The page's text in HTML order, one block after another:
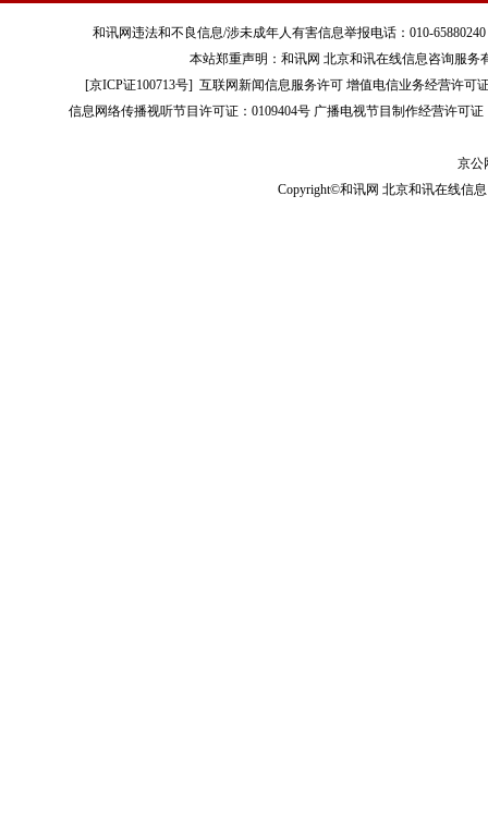
和讯网违法和不良信息/涉未成年人有害信息举报电话：010-
本站郑重声明：和讯网 北京和讯在线信息咨询服
[京ICP证100713号]互联网新闻信息服务许可 增值电信业务经营许可
信息网络传播视听节目许可证：0109404号 广播电视节目制作经营许可证
京公
Copyright©和讯网 北京和讯在线信